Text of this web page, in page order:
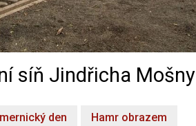
síň Jindřicha Mošny
den Hamr obrazem